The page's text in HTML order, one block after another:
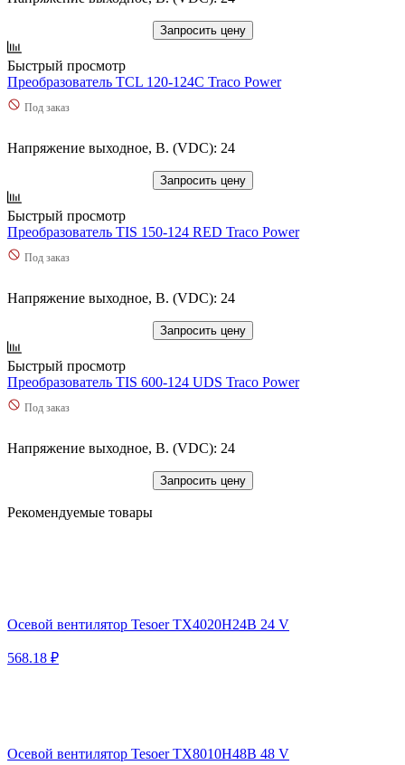
Запросить цену
Быстрый просмотр
Преобразователь TCL 120-124C Traco Power
Под заказ
Напряжение выходное, В. (VDC): 24
Запросить цену
Быстрый просмотр
Преобразователь TIS 150-124 RED Traco Power
Под заказ
Напряжение выходное, В. (VDC): 24
Запросить цену
Быстрый просмотр
Преобразователь TIS 600-124 UDS Traco Power
Под заказ
Напряжение выходное, В. (VDC): 24
Запросить цену
Рекомендуемые товары
Осевой вентилятор Tesoer TX4020H24B 24 V
568.18 ₽
Осевой вентилятор Tesoer TX8010H48B 48 V